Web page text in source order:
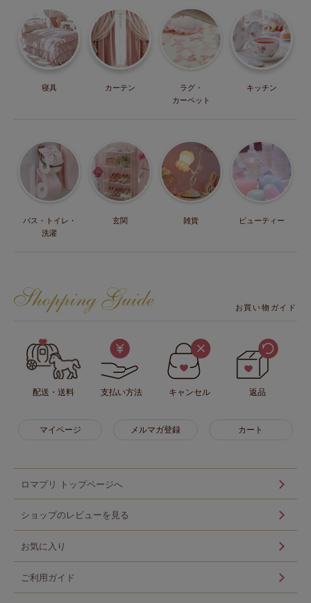
寝具 カーテン
ラグ・
カーペット
キッチン
バス・トイレ・
洗濯
玄関 雑貨 ビューティー
お買い物ガイド
配送・送料 支払い方法 キャンセル 返品
マイページ メルマガ登録 カート
ロマプリ トップページへ
ショップのレビューを見る
お気に入り
ご利用ガイド